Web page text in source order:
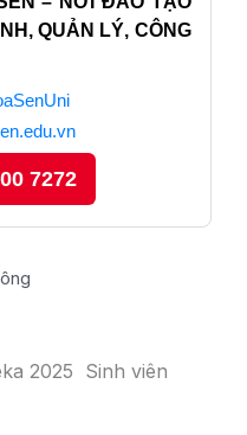
QUẢN LÝ, CÔNG
7272
2025 Sinh viên